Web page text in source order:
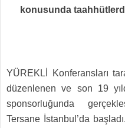
konusunda
YÜREKLİ Konferansları
düzenlenen ve son 19
sponsorluğunda
Tersane İstanbul’da